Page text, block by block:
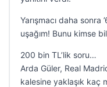
Yarışmacı daha sonra
uşağım! Bunu kimse
200 bin TL’lik soru…
Arda Güler, Real
kalesine yaklaşık kaç